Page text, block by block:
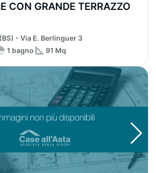
CON GRANDE TERRAZZO
- Via E. Berlinguer 3
1 bagno 91 Mq